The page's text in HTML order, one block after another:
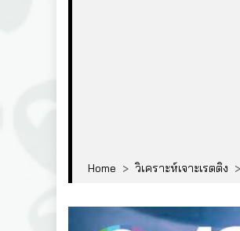
Home > วิเคราะห์เจาะเรตติง >